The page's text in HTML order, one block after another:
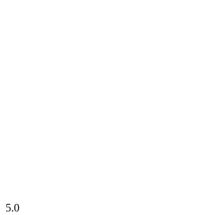
5.0